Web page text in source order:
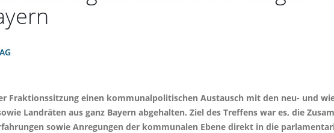
Fraktionssitzung einen kommunalpolitischen Austausch mit den neu- und
Landräten aus ganz Bayern abgehalten. Ziel des Treffens war es, die
sowie Anregungen der kommunalen Ebene direkt in die